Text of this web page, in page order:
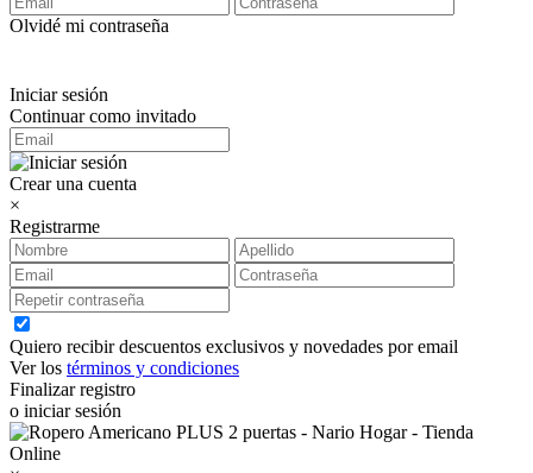
Olvidé mi contraseña
Iniciar sesión
Continuar como invitado
Crear una cuenta
×
Registrarme
Quiero recibir descuentos exclusivos y novedades por email
Ver los términos y condiciones
Finalizar registro
o iniciar sesión